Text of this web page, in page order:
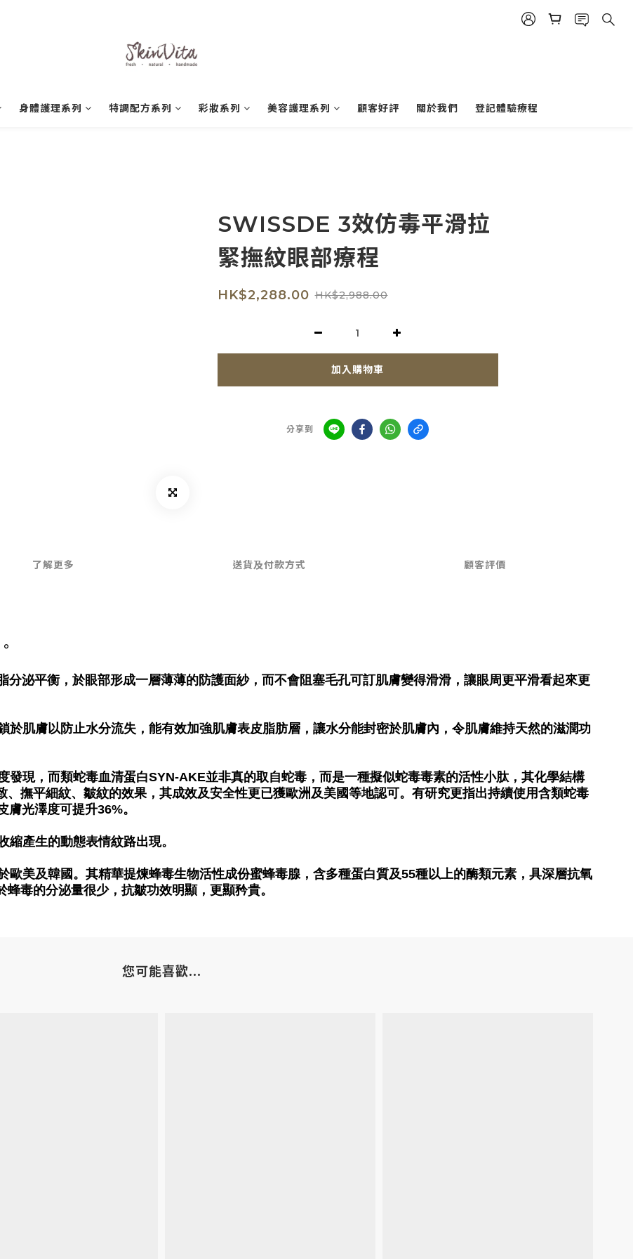
身體護理系列 特調配方系列 彩妝系列 美容護理系列 顧客好評 關於我們 登記體驗療程
SWISSDE 3效仿毒平滑拉
緊撫紋眼部療程
HK$2,288.00 HK$2,988.00
加入購物車
分享到
了解更多 送貨及付款方式 顧客評價
泌平衡，於眼部形成一層薄薄的防護面紗，而不會阻塞毛孔可訂肌膚變得滑滑，讓眼周更平滑看起來更
於肌膚以防止水分流失，能有效加強肌膚表皮脂肪層，讓水分能封密於肌膚內，令肌膚維持天然的滋潤功
發現，而類蛇毒血清蛋白SYN-AKE並非真的取自蛇毒，而是一種擬似蛇毒毒素的活性小肽，其化學結構
撫平細紋、皺紋的效果，其成效及安全性更已獲歐洲及美國等地認可。有研究更指出持續使用含類蛇毒
光澤度可提升36%。
產生的動態表情紋路出現。
歐美及韓國。其精華提煉蜂毒生物活性成份蜜蜂毒腺，含多種蛋白質及55種以上的酶類元素，具深層抗氧
毒的分泌量很少，抗皺功效明顯，更顯矜貴。
您可能喜歡...